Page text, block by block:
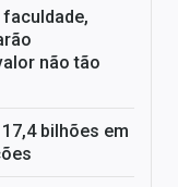
não tão
bilhões em